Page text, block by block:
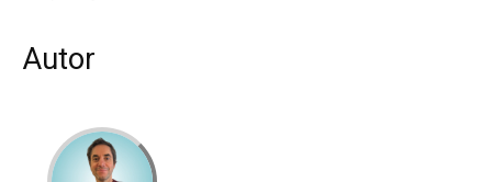
Autor